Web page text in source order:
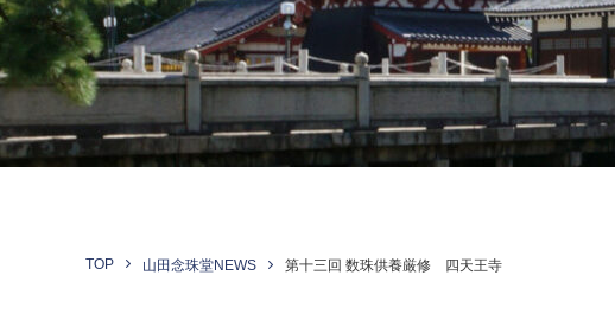
TOP 山田念珠堂NEWS 第十三回 数珠供養厳修 四天王寺